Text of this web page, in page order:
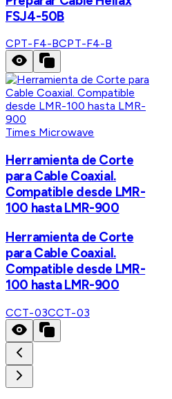
FSJ4-50B
CPT-F4-BCPT-F4-B
Times Microwave
Herramienta de Corte
para Cable Coaxial.
Compatible desde LMR-
100 hasta LMR-900
Herramienta de Corte
para Cable Coaxial.
Compatible desde LMR-
100 hasta LMR-900
CCT-03CCT-03